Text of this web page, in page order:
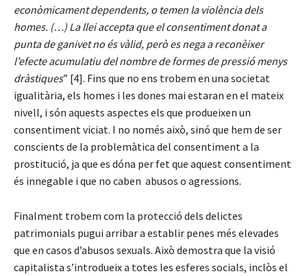
econòmicament dependents, o temen la violència dels
homes. (…) La llei accepta que el consentiment donat a
punta de ganivet no és vàlid, però es nega a reconèixer
l’efecte acumulatiu del nombre de formes de pressió menys
dràstiques” [4]. Fins que no ens trobem en una societat
igualitària, els homes i les dones mai estaran en el mateix
nivell, i són aquests aspectes els que produeixen un
consentiment viciat. I no només això, sinó que hem de ser
conscients de la problemàtica del consentiment a la
prostitució, ja que es dóna per fet que aquest consentiment
és innegable i que no caben abusos o agressions.
Finalment trobem com la protecció dels delictes
patrimonials pugui arribar a establir penes més elevades
que en casos d’abusos sexuals. Això demostra que la visió
capitalista s’introdueix a totes les esferes socials, inclòs el